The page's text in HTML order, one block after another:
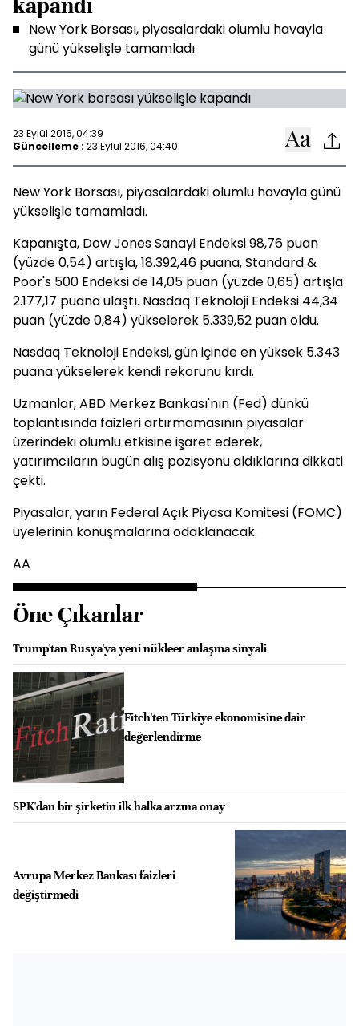
kapandı
New York Borsası, piyasalardaki olumlu havayla
günü yükselişle tamamladı
23 Eylül 2016, 04:39
Güncelleme : 23 Eylül 2016, 04:40
New York Borsası, piyasalardaki olumlu havayla günü
yükselişle tamamladı.
Kapanışta, Dow Jones Sanayi Endeksi 98,76 puan
(yüzde 0,54) artışla, 18.392,46 puana, Standard &
Poor's 500 Endeksi de 14,05 puan (yüzde 0,65) artışla
2.177,17 puana ulaştı. Nasdaq Teknoloji Endeksi 44,34
puan (yüzde 0,84) yükselerek 5.339,52 puan oldu.
Nasdaq Teknoloji Endeksi, gün içinde en yüksek 5.343
puana yükselerek kendi rekorunu kırdı.
Uzmanlar, ABD Merkez Bankası'nın (Fed) dünkü
toplantısında faizleri artırmamasının piyasalar
üzerindeki olumlu etkisine işaret ederek,
yatırımcıların bugün alış pozisyonu aldıklarına dikkati
çekti.
Piyasalar, yarın Federal Açık Piyasa Komitesi (FOMC)
üyelerinin konuşmalarına odaklanacak.
AA
Öne Çıkanlar
Trump'tan Rusya'ya yeni nükleer anlaşma sinyali
Fitch'ten Türkiye ekonomisine dair
değerlendirme
SPK'dan bir şirketin ilk halka arzına onay
Avrupa Merkez Bankası faizleri
değiştirmedi